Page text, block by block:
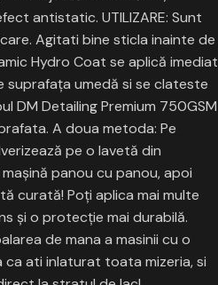
antistatic. UTILIZARE: Sunt
Agitati bine sticla inainte de
Hydro Coat se aplică imediat
suprafața umedă si se clateste
DM Detailing Premium 750GSM
A doua metoda: Pe
pe o lavetă din
panou cu panou, apoi
curată! Poți aplica mai multe
și o protecție mai durabilă.
de mana a masinii cu o
ca ati inlaturat toata mizeria, si